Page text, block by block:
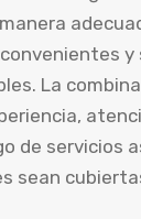
y
La
de servicios
sean